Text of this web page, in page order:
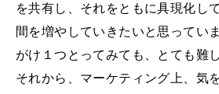
を共有し、それをともに具現化し
間を増やしていきたいと思ってい
がけ１つとってみても、とても難
それから、マーケティング上、気